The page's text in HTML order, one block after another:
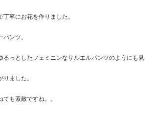
寧にお花を作りました。
ンツ。
るっとしたフェミニンなサルエルパンツのようにも見
ました。
も素敵ですね。。